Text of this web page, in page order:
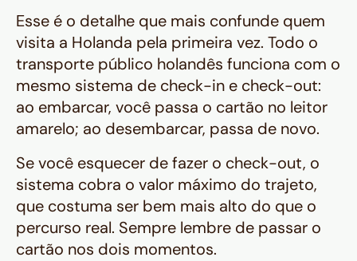
Esse é o detalhe que mais confunde quem
visita a Holanda pela primeira vez. Todo o
transporte público holandês funciona com o
mesmo sistema de check-in e check-out:
ao embarcar, você passa o cartão no leitor
amarelo; ao desembarcar, passa de novo.
Se você esquecer de fazer o check-out, o
sistema cobra o valor máximo do trajeto,
que costuma ser bem mais alto do que o
percurso real. Sempre lembre de passar o
cartão nos dois momentos.